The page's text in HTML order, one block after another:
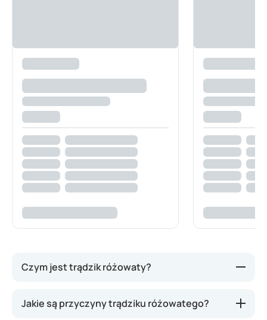
Czym jest trądzik różowaty?
Trądzik różowaty przypomina zwykły trądzik, ale nie
ma z nim nic wspólnego. To przewlekła choroba
Jakie są przyczyny trądziku różowatego?